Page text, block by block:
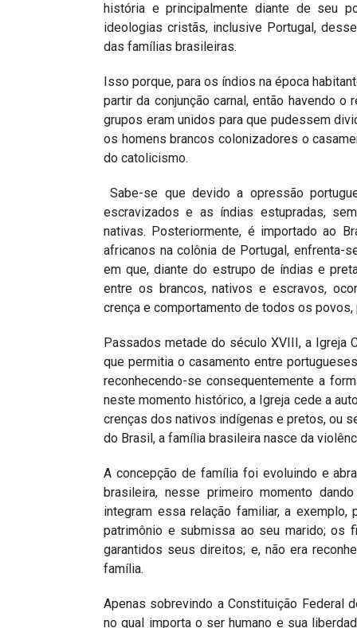
história e principalmente diante de seu
ideologias cristãs, inclusive Portugal,
das famílias brasileiras.
Isso porque, para os índios na época
partir da conjunção carnal, então havendo
grupos eram unidos para que pudessem
os homens brancos colonizadores o
do catolicismo.
Sabe-se que devido a opressão
escravizados e as índias estupradas,
nativas. Posteriormente, é importado ao
africanos na colônia de Portugal, enfrenta-
em que, diante do estrupo de índias e
entre os brancos, nativos e escravos,
crença e comportamento de todos os
Passados metade do século XVIII, a Igreja
que permitia o casamento entre
reconhecendo-se consequentemente a
neste momento histórico, a Igreja cede a
crenças dos nativos indígenas e pretos, ou
do Brasil, a família brasileira nasce da
A concepção de família foi evoluindo e
brasileira, nesse primeiro momento
integram essa relação familiar, a
patrimônio e submissa ao seu marido; os
garantidos seus direitos; e, não era
família.
Apenas sobrevindo a Constituição Federal
no qual importa o ser humano e sua